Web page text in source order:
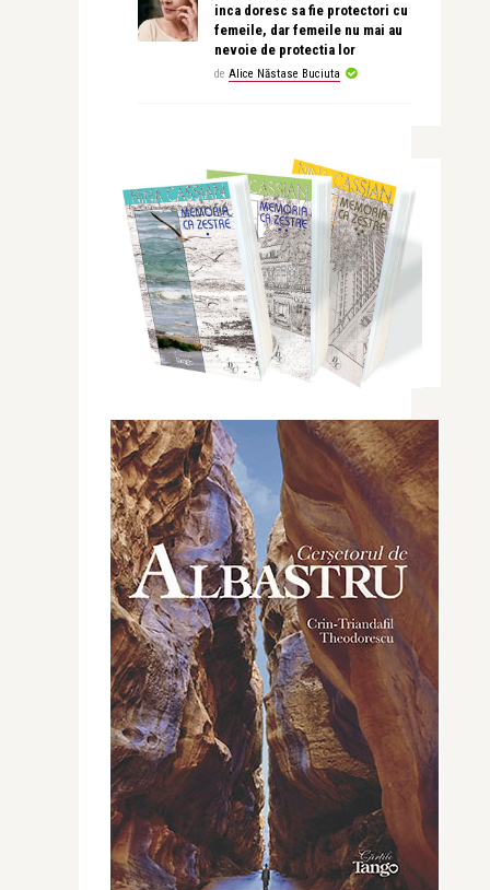
inca doresc sa fie protectori cu
femeile, dar femeile nu mai au
nevoie de protectia lor
de Alice Năstase Buciuta